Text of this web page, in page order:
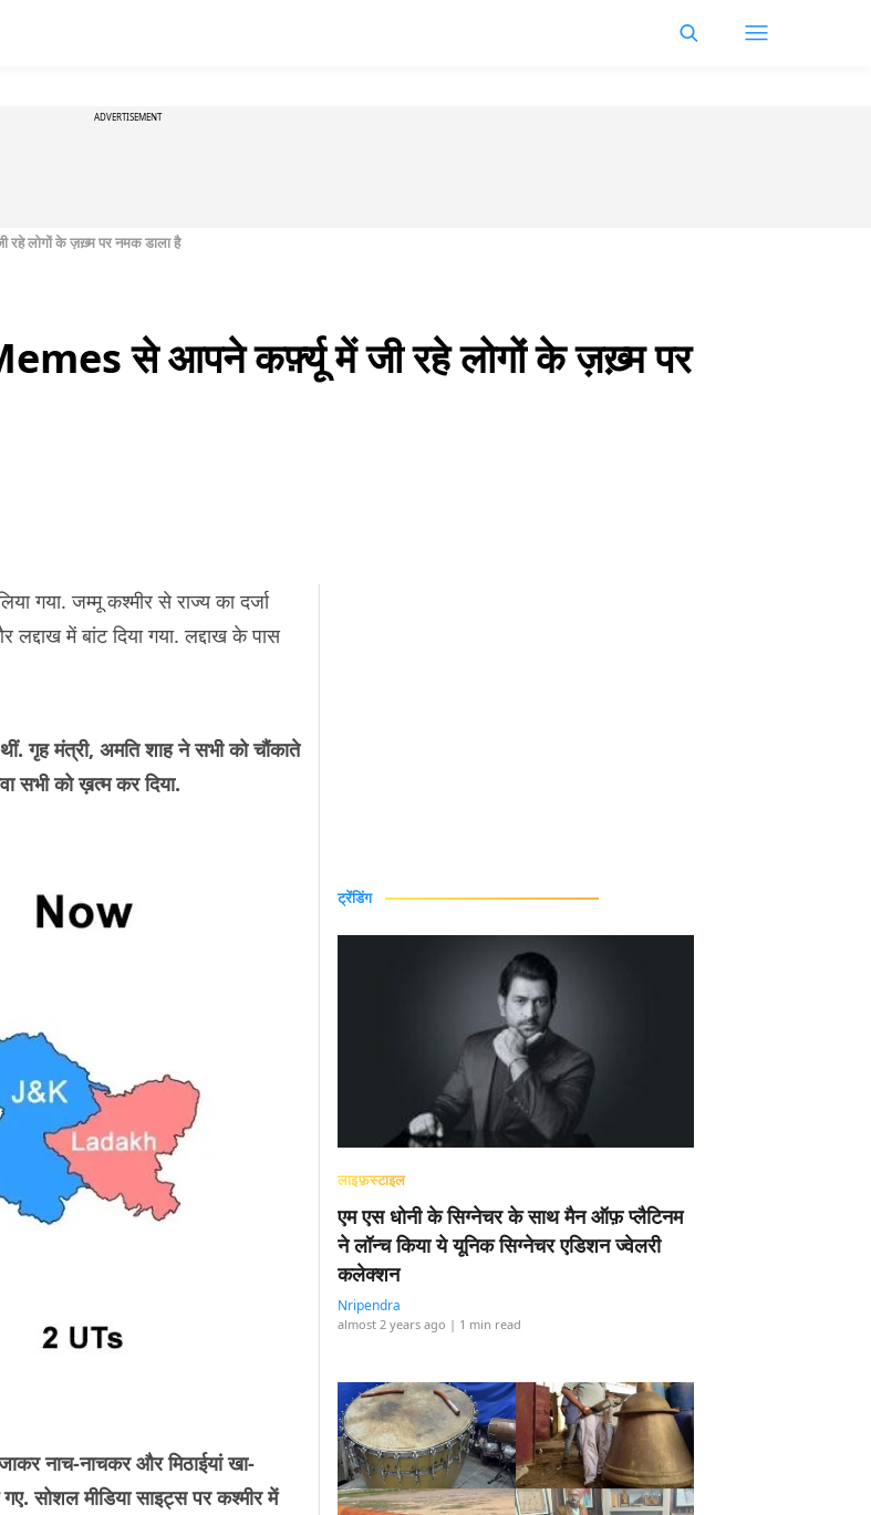
ADVERTISEMENT
रहे लोगों के ज़ख़्म पर नमक डाला है
से आपने कर्फ़्यू में जी रहे लोगों के ज़ख़्म पर
गया. जम्मू कश्मीर से राज्य का दर्जा
में बांट दिया गया. लद्दाख के पास
गृह मंत्री, अमति शाह ने सभी को चौंकाते
सभी को ख़त्म कर दिया.
नाच-नाचकर और मिठाईयां खा-
सोशल मीडिया साइट्स पर कश्मीर में
ट्रेंडिंग
लाइफ़स्टाइल
एम एस धोनी के सिग्नेचर के साथ मैन ऑफ़ प्लैटिनम
ने लॉन्च किया ये यूनिक सिग्नेचर एडिशन ज्वेलरी
कलेक्शन
Nripendra
almost 2 years ago | 1 min read